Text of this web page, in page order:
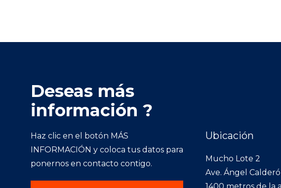
Deseas más
información ?
Haz clic en el botón MÁS
INFORMACIÓN y coloca tus datos para
ponernos en contacto contigo.
Ubicación
Mucho Lote 2
Ave. Ángel